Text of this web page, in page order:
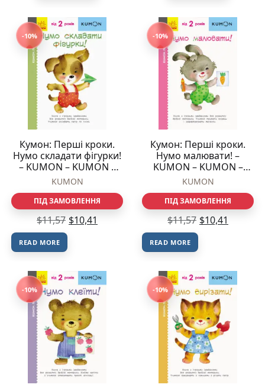
-10%
Кумон: Перші кроки.
Нумо складати фігурки!
– KUMON – KUMON –
Ранок
KUMON
ПІД ЗАМОВЛЕННЯ
$11,57 $10,41
READ MORE
-10%
Кумон: Перші кроки.
Нумо малювати! –
KUMON – KUMON –
Ранок
KUMON
ПІД ЗАМОВЛЕННЯ
$11,57 $10,41
READ MORE
-10% -10%